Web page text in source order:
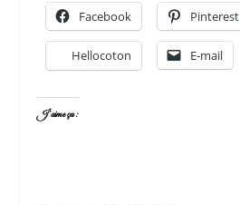
Facebook Pinterest
Hellocoton E-mail
J’aime ça :